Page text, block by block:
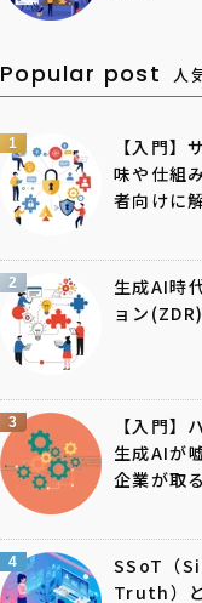
Popular post 人
1
【入門】
味や仕組
者向けに
2
生成AI時
ョン
3
【入門】
生成AIが
企業が取
4
SSoT（
Truth）